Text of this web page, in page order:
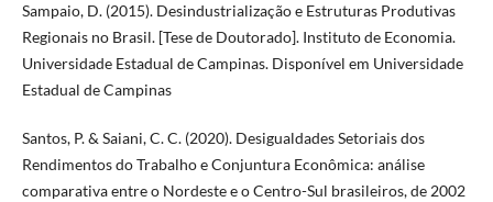
Sampaio, D. (2015). Desindustrialização e Estruturas Produtivas
Regionais no Brasil. [Tese de Doutorado]. Instituto de Economia.
Universidade Estadual de Campinas. Disponível em Universidade
Estadual de Campinas
Santos, P. & Saiani, C. C. (2020). Desigualdades Setoriais dos
Rendimentos do Trabalho e Conjuntura Econômica: análise
comparativa entre o Nordeste e o Centro-Sul brasileiros, de 2002